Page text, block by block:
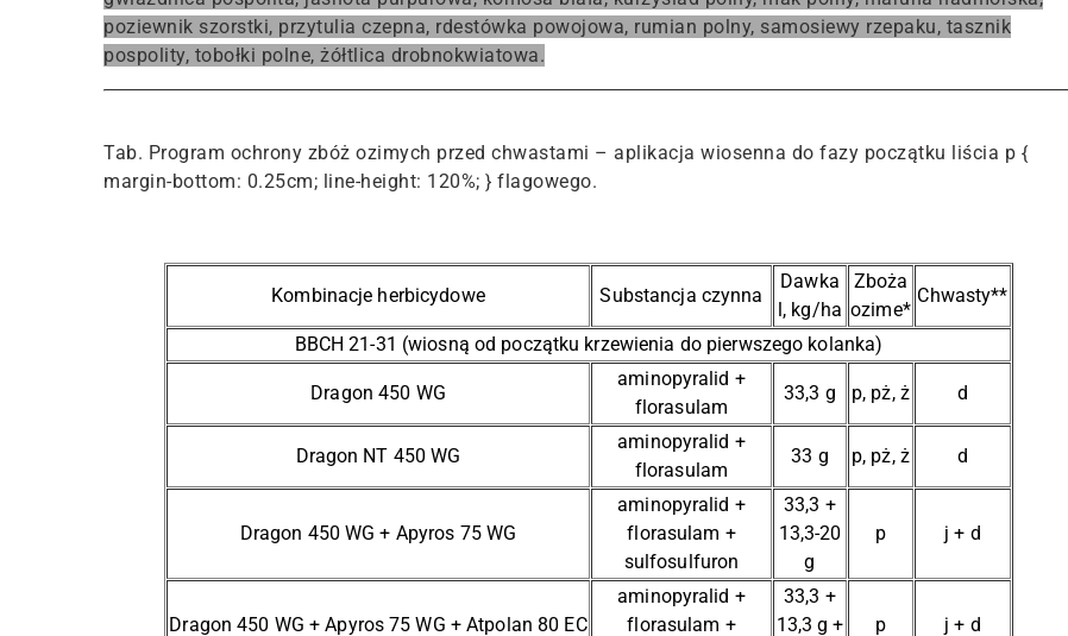
poziewnik szorstki, przytulia czepna, rdestówka powojowa, rumian polny, samosiewy rzepaku, tasznik
pospolity, tobołki polne, żółtlica drobnokwiatowa.
Tab. Program ochrony zbóż ozimych przed chwastami – aplikacja wiosenna do fazy początku liścia p {
margin-bottom: 0.25cm; line-height: 120%; } flagowego.
Kombinacje herbicydowe Substancja czynna
Dawka
l, kg/ha
Zboża
ozime*
Chwasty**
BBCH 21-31 (wiosną od początku krzewienia do pierwszego kolanka)
Dragon 450 WG
aminopyralid +
florasulam
33,3 g p, pż, ż d
Dragon NT 450 WG
aminopyralid +
florasulam
33 g p, pż, ż d
Dragon 450 WG + Apyros 75 WG
aminopyralid +
florasulam +
sulfosulfuron
33,3 +
13,3-20
g
p j + d
Dragon 450 WG + Apyros 75 WG + Atpolan 80 EC
aminopyralid +
florasulam +
33,3 +
13,3 g +
p j + d